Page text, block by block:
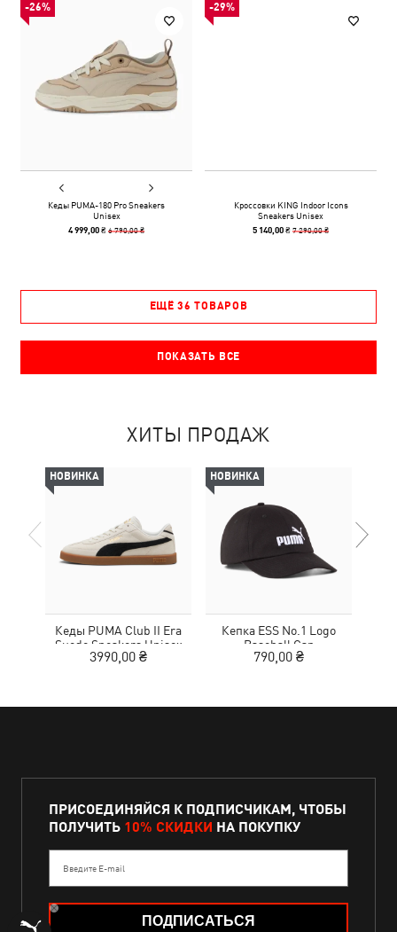
-26%
Кеды PUMA-180 Pro Sneakers
Unisex
4 999,00 ₴6 790,00 ₴
-29%
Кроссовки KING Indoor Icons
Sneakers Unisex
5 140,00 ₴7 290,00 ₴
ЕЩЁ 36 ТОВАРОВ
ПОКАЗАТЬ ВСЕ
ХИТЫ ПРОДАЖ
НОВИНКА
Кеды PUMA Club II Era
Suede Sneakers Unisex
3990,00 ₴
НОВИНКА
Кепка ESS No.1 Logo
Baseball Cap
790,00 ₴
ПРИСОЕДИНЯЙСЯ К ПОДПИСЧИКАМ, ЧТОБЫ
ПОЛУЧИТЬ 10% СКИДКИ НА ПОКУПКУ
Введите E-mail
ПОДПИСАТЬСЯ